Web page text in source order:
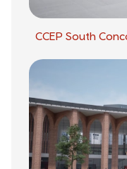
CCEP South